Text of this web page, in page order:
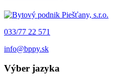
033/77 22 571
info@bppy.sk
Výber jazyka